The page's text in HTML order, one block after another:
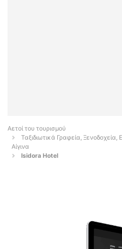
Αετοί του τουρισμού
Ταξιδιωτικά Γραφεία,
Αίγινα
Isidora Hotel